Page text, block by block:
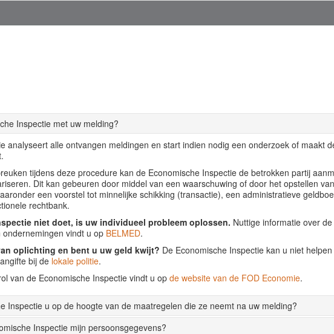
Inspectie met uw melding?
analyseert alle ontvangen meldingen en start indien nodig een onderzoek of maakt
tijdens deze procedure kan de Economische Inspectie de betrokken partij
Dit kan gebeuren door middel van een waarschuwing of door het opstellen
een voorstel tot minnelijke schikking (transactie), een administratieve
rechtbank.
niet doet, is uw individueel probleem oplossen. Nuttige informatie over
vindt u op BELMED.
oplichting en bent u uw geld kwijt? De Economische Inspectie kan u niet
bij de lokale politie.
van de Economische Inspectie vindt u op de website van de FOD Economie.
Inspectie u op de hoogte van de maatregelen die ze neemt na uw melding?
Inspectie mijn persoonsgegevens?